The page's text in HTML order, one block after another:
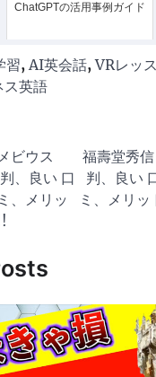
ChatGPTの活用事例ガイド
習,AI英会話,VRレッ
ス英語
ビウス
、良い 口
、メリッ
福壽堂秀
判、良い
ミ、メリ